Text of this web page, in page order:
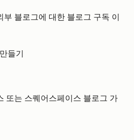
부 블로그에 대한 블로그 구독 이
들기
또는 스퀘어스페이스 블로그 가